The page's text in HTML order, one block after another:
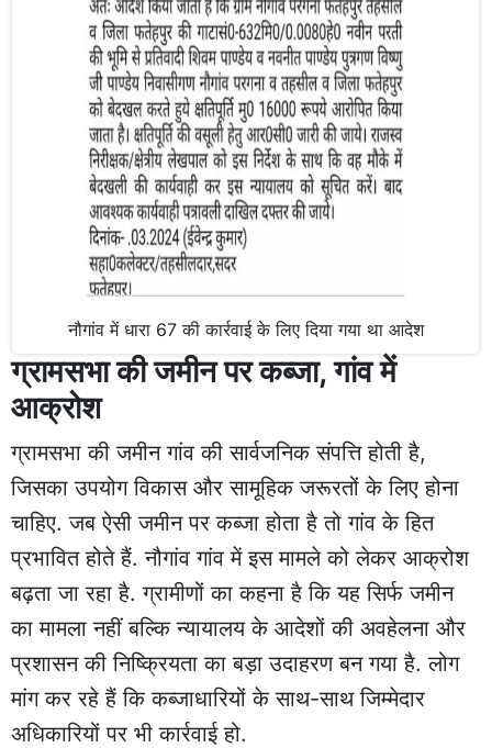
नौगांव में धारा 67 की कार्रवाई के लिए दिया गया था आदेश
ग्रामसभा की जमीन पर कब्जा, गांव में
आक्रोश
ग्रामसभा की जमीन गांव की सार्वजनिक संपत्ति होती है,
जिसका उपयोग विकास और सामूहिक जरूरतों के लिए होना
चाहिए. जब ऐसी जमीन पर कब्जा होता है तो गांव के हित
प्रभावित होते हैं. नौगांव गांव में इस मामले को लेकर आक्रोश
बढ़ता जा रहा है. ग्रामीणों का कहना है कि यह सिर्फ जमीन
का मामला नहीं बल्कि न्यायालय के आदेशों की अवहेलना और
प्रशासन की निष्क्रियता का बड़ा उदाहरण बन गया है. लोग
मांग कर रहे हैं कि कब्जाधारियों के साथ-साथ जिम्मेदार
अधिकारियों पर भी कार्रवाई हो.